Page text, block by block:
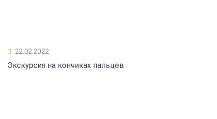
22.02.2022
Экскурсия на кончиках пальцев